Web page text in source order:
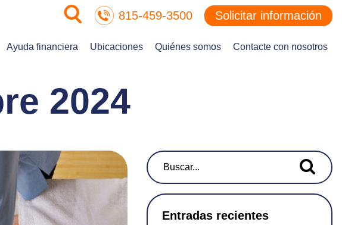
815-459-3500 Solicitar información
Ayuda financiera Ubicaciones Quiénes somos Contacte con nosotros
2024
Buscar...
Entradas recientes